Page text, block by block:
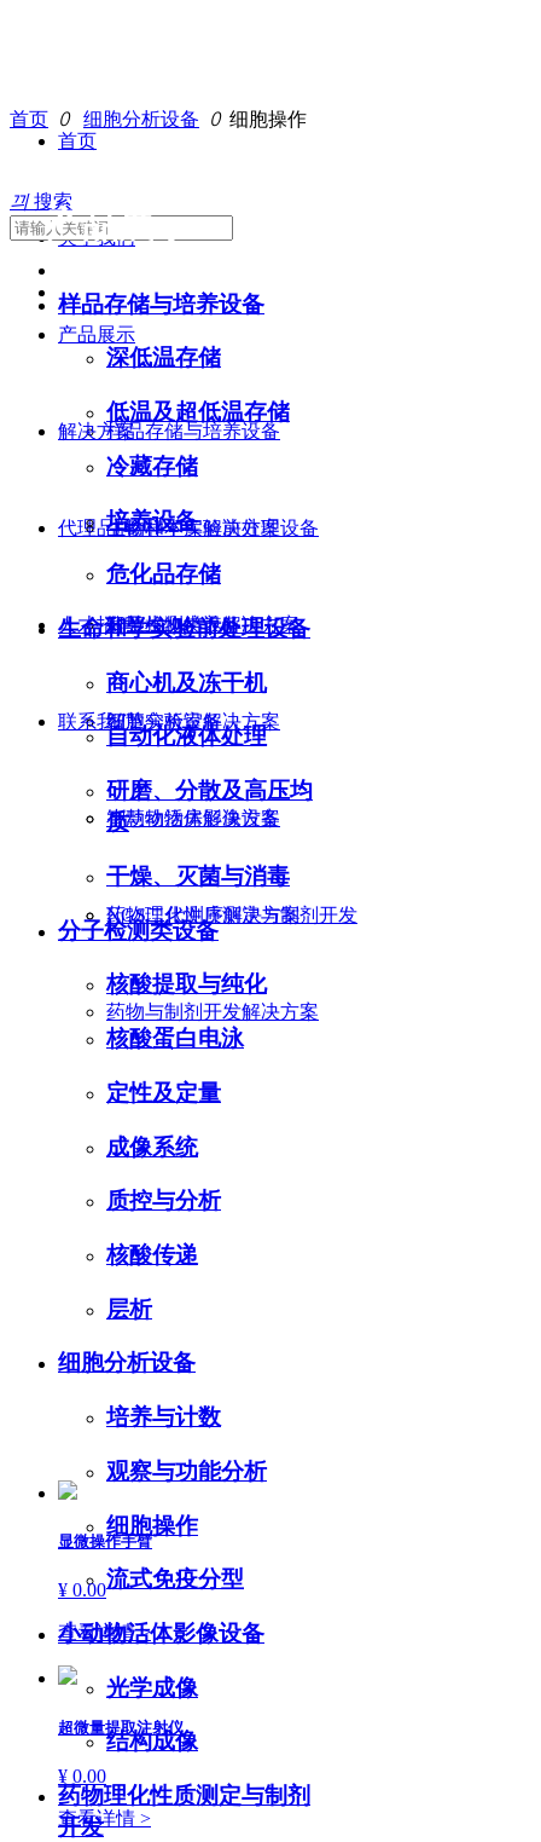
首页
关于我们
产品展示
样品存储与培养设备
生命和学实验前处理设备
分子检测类设备
细胞分析设备
小动物活体影像设备
药物理化性质测定与制剂开发
解决方案
生物样本库解决方案
智慧生物培养解决方案
智慧实验室解决方案
智慧动物房解决方案
NGS二代测序解决方案
药物与制剂开发解决方案
代理品牌
人才招聘
联系我们
끠 搜索
首页 ꄲ 细胞分析设备 ꄲ 细胞操作
产品展示
样品存储与培养设备
深低温存储
低温及超低温存储
冷藏存储
培养设备
危化品存储
生命和学实验前处理设备
商心机及冻干机
自动化液体处理
研磨、分散及高压均
质
干燥、灭菌与消毒
分子检测类设备
核酸提取与纯化
核酸蛋白电泳
定性及定量
成像系统
质控与分析
核酸传递
层析
细胞分析设备
培养与计数
观察与功能分析
细胞操作
流式免疫分型
小动物活体影像设备
光学成像
结构成像
药物理化性质测定与制剂
开发
显微操作手臂
¥ 0.00
查看详情 >
超微量提取注射仪
¥ 0.00
查看详情 >